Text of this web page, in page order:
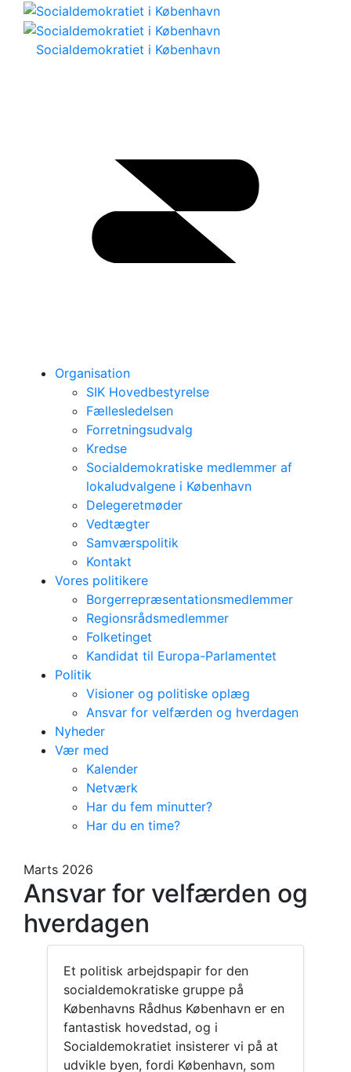
Socialdemokratiet i København
Organisation
SIK Hovedbestyrelse
Fællesledelsen
Forretningsudvalg
Kredse
Socialdemokratiske medlemmer af
lokaludvalgene i København
Delegeretmøder
Vedtægter
Samværspolitik
Kontakt
Vores politikere
Borgerrepræsentationsmedlemmer
Regionsrådsmedlemmer
Folketinget
Kandidat til Europa-Parlamentet
Politik
Visioner og politiske oplæg
Ansvar for velfærden og hverdagen
Nyheder
Vær med
Kalender
Netværk
Har du fem minutter?
Har du en time?
Marts 2026
Ansvar for velfærden og
hverdagen
Et politisk arbejdspapir for den
socialdemokratiske gruppe på
Københavns Rådhus København er en
fantastisk hovedstad, og i
Socialdemokratiet insisterer vi på at
udvikle byen, fordi København, som